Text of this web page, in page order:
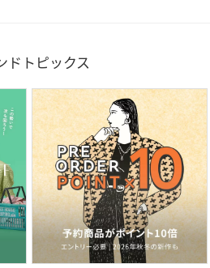
ドトピックス